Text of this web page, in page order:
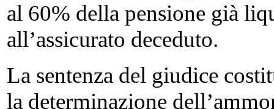
al 60% della pensione già
all’assicurato deceduto.
La sentenza del giudice
la determinazione